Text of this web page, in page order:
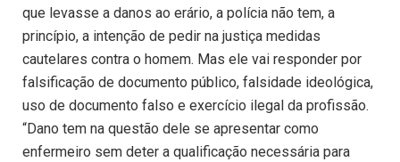
que levasse a danos ao erário, a polícia não tem, a
princípio, a intenção de pedir na justiça medidas
cautelares contra o homem. Mas ele vai responder por
falsificação de documento público, falsidade ideológica,
uso de documento falso e exercício ilegal da profissão.
“Dano tem na questão dele se apresentar como
enfermeiro sem deter a qualificação necessária para